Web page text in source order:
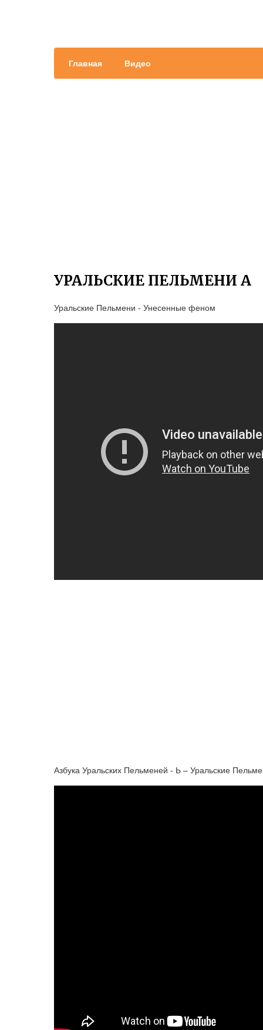
Главная Видео
УРАЛЬСКИЕ ПЕЛЬМЕНИ А
Уральские Пельмени - Унесенные феном
Азбука Уральских Пельменей - Ь – Уральские